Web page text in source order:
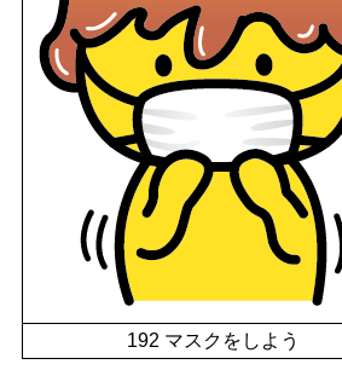
192 マスクをしよう